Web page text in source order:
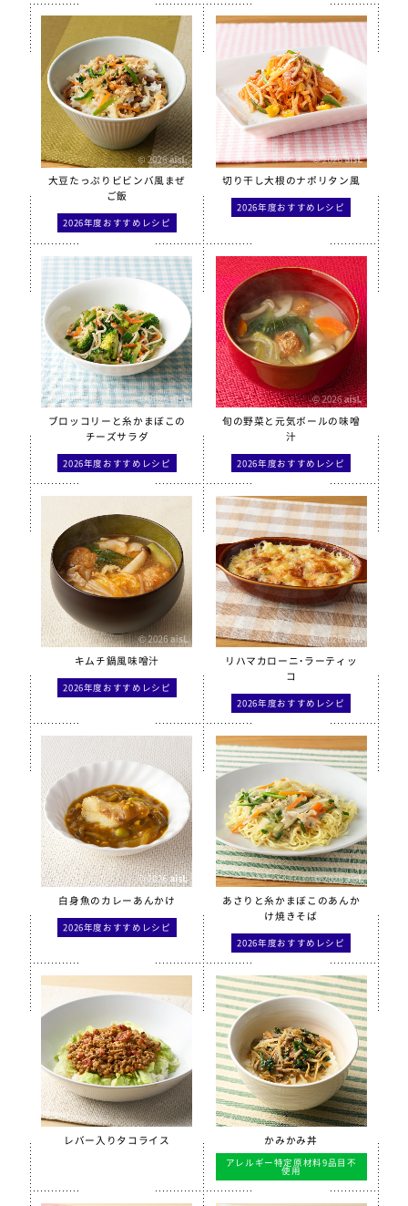
食材
栄養素
カルシウム
鉄分
食物繊維
季節・行事食
春
夏 秋
冬
行事食
郷土料理
全学栄製品
全学栄すいせん製品
全学栄 豚レバーチップ
蒸し挽き割り大豆
学校給食用カルシウム米
えごまふりかけ
【只今休売中】菜の花ふりかけ
沖縄パインゼリー
すだちゼリー
ブルーベリーゼリーCFE
北海道シュレッドチーズ
給食用 毎日骨太 MBP® ベビーチーズ
クラスメイト
うの花コロッケ（ひじき入り）
スクールチーズフォンデュサンドコロッケ
白花豆コロッケ
全学栄 かぼちゃチーズフライ
【只今休売中】全学栄 黒豆さつま
ソフトササミフレーク
ほぐしささみ（水煮）
美ら海育ちもずく
【只今休売中】青大豆ペースト
白花豆&白いんげん豆ペースト
スクールがんもどき（Ca・Fe）
スクール糸かまぼこ
スクールちくわ
大豆たっぷりビビンバ風まぜ
ご飯
2026年度おすすめレシピ
切り干し大根のナポリタン風
2026年度おすすめレシピ
ブロッコリーと糸かまぼこの
チーズサラダ
2026年度おすすめレシピ
旬の野菜と元気ボールの味噌
汁
2026年度おすすめレシピ
キムチ鍋風味噌汁
2026年度おすすめレシピ
リハマカローニ・ラーティッ
コ
2026年度おすすめレシピ
白身魚のカレーあんかけ
2026年度おすすめレシピ
あさりと糸かまぼこのあんか
け焼きそば
2026年度おすすめレシピ
レバー入りタコライス かみかみ丼
アレルギー特定原材料9品目不
使用